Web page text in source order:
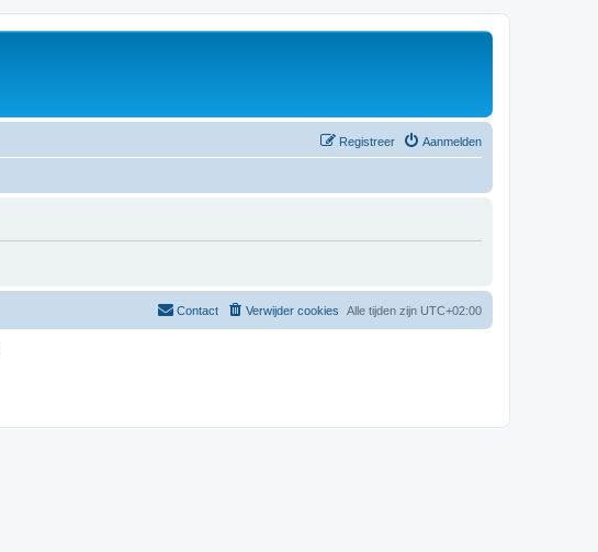
Aanmelden
Registreer
Alle tijden zijn UTC+02:00
Verwijder cookies
Contact